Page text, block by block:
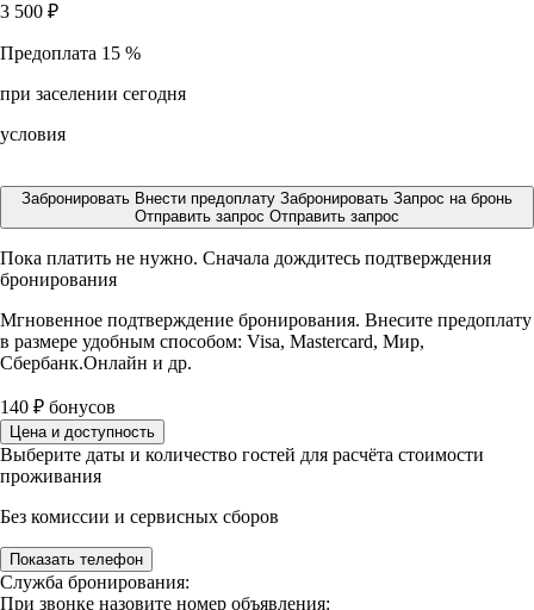
3 500 ₽
Предоплата 15 %
при заселении сегодня
условия
Забронировать Внести предоплату Забронировать Запрос на бронь
Отправить запрос Отправить запрос
Пока платить не нужно. Сначала дождитесь подтверждения
бронирования
Мгновенное подтверждение бронирования. Внесите предоплату
в размере удобным способом: Visa, Mastercard, Мир,
Сбербанк.Онлайн и др.
140 ₽ бонусов
Цена и доступность
Выберите даты и количество гостей для расчёта стоимости
проживания
Без комиссии и сервисных сборов
Показать телефон
Служба бронирования:
При звонке назовите номер объявления: